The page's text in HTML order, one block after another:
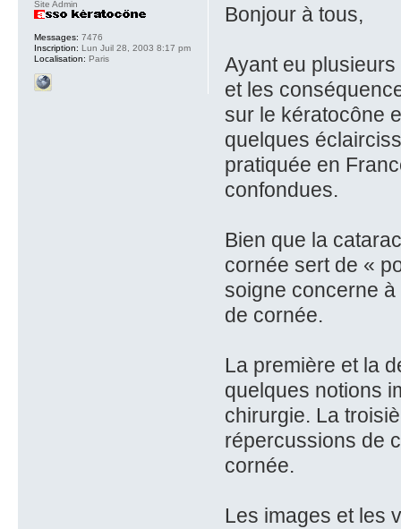
Bonjour à tous,
Ayant eu
et les
sur le kératocône
quelques
pratiquée en
confondues.
Bien que la
cornée sert de «
soigne concerne
de cornée.
La première et la
quelques notions
chirurgie. La
répercussions de
cornée.
Les images et les
Site Admin
Messages: 7476
Inscription: Lun Juil 28, 2003 8:17 pm
Localisation: Paris